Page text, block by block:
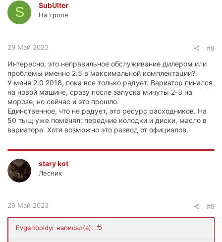
S SubUlter
На тропе
29 Май 2023 #8
Интересно, это неправильное обслуживание дилером или
проблемы именно 2.5 в максимальной комплектации?
У меня 2.0 2018, пока все только радует. Вариатор пинался
на новой машине, сразу после запуска минуты 2-3 на
морозе, но сейчас и это прошло.
Единственное, что не радует, это ресурс расходников. На
50 тыщ уже поменял: передние колодки и диски, масло в
вариаторе. Хотя возможно это развод от официалов.
stary kot
Лесник
29 Май 2023 #9
Evgenboldyr написал(а):